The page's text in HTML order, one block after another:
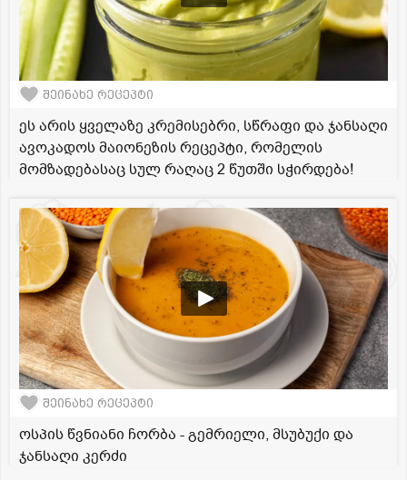
შეინახე რეცეპტი
ეს არის ყველაზე კრემისებრი, სწრაფი და ჯანსაღი
ავოკადოს მაიონეზის რეცეპტი, რომელის
მომზადებასაც სულ რაღაც 2 წუთში სჭირდება!
შეინახე რეცეპტი
ოსპის წვნიანი ჩორბა - გემრიელი, მსუბუქი და
ჯანსაღი კერძი